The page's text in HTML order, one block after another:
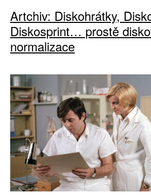
Artchiv: Diskohrátky,
Diskosprint… prostě
normalizace